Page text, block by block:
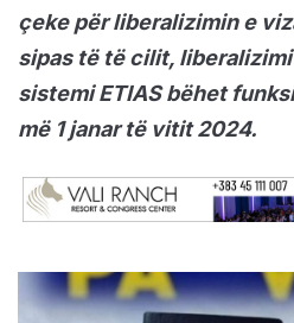
çeke pёr liberalizimin e
sipas tё tё cilit,
sistemi ETIAS bёhet
më 1 janar tё vitit 2024.